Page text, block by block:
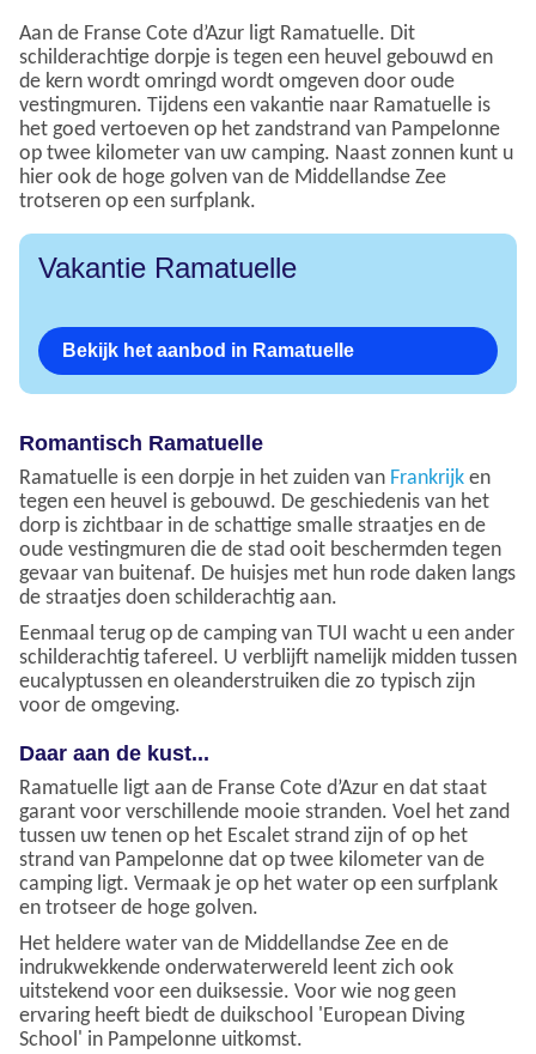
Aan de Franse Cote d’Azur ligt Ramatuelle. Dit
schilderachtige dorpje is tegen een heuvel gebouwd en
de kern wordt omringd wordt omgeven door oude
vestingmuren. Tijdens een vakantie naar Ramatuelle is
het goed vertoeven op het zandstrand van Pampelonne
op twee kilometer van uw camping. Naast zonnen kunt u
hier ook de hoge golven van de Middellandse Zee
trotseren op een surfplank.
Vakantie Ramatuelle
Bekijk het aanbod in Ramatuelle
Romantisch Ramatuelle
Ramatuelle is een dorpje in het zuiden van Frankrijk en
tegen een heuvel is gebouwd. De geschiedenis van het
dorp is zichtbaar in de schattige smalle straatjes en de
oude vestingmuren die de stad ooit beschermden tegen
gevaar van buitenaf. De huisjes met hun rode daken langs
de straatjes doen schilderachtig aan.
Eenmaal terug op de camping van TUI wacht u een ander
schilderachtig tafereel. U verblijft namelijk midden tussen
eucalyptussen en oleanderstruiken die zo typisch zijn
voor de omgeving.
Daar aan de kust...
Ramatuelle ligt aan de Franse Cote d’Azur en dat staat
garant voor verschillende mooie stranden. Voel het zand
tussen uw tenen op het Escalet strand zijn of op het
strand van Pampelonne dat op twee kilometer van de
camping ligt. Vermaak je op het water op een surfplank
en trotseer de hoge golven.
Het heldere water van de Middellandse Zee en de
indrukwekkende onderwaterwereld leent zich ook
uitstekend voor een duiksessie. Voor wie nog geen
ervaring heeft biedt de duikschool 'European Diving
School' in Pampelonne uitkomst.